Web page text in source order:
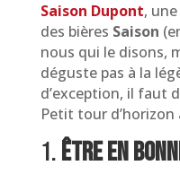
Saison Dupont,
des bières Saison
nous qui le disons,
déguste pas à la
d’exception, il faut
Petit tour d’horizon
1.Être en